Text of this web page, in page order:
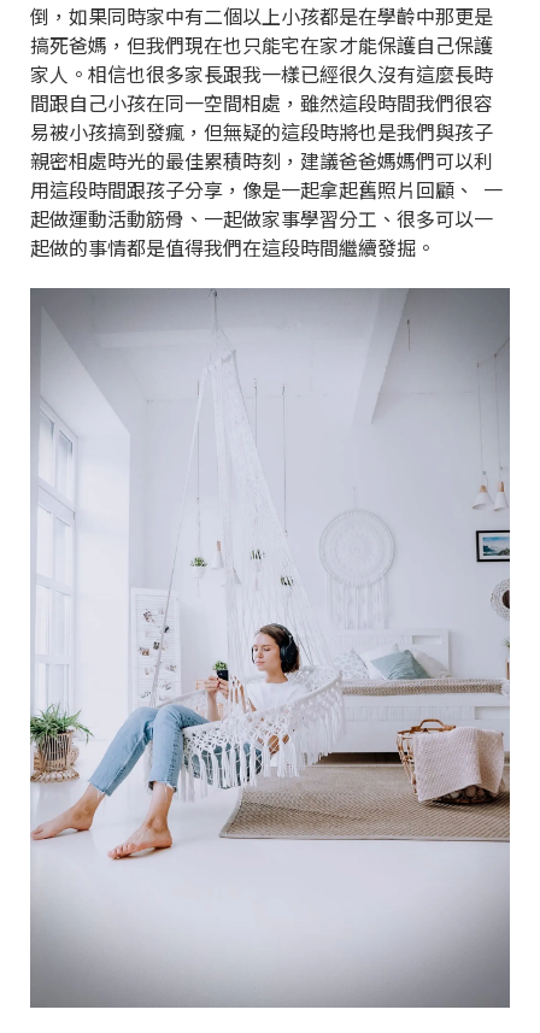
倒，如果同時家中有二個以上小孩都是在學齡中那更是
搞死爸媽，但我們現在也只能宅在家才能保護自己保護
家人。相信也很多家長跟我一樣已經很久沒有這麼長時
間跟自己小孩在同一空間相處，雖然這段時間我們很容
易被小孩搞到發瘋，但無疑的這段時將也是我們與孩子
親密相處時光的最佳累積時刻，建議爸爸媽媽們可以利
用這段時間跟孩子分享，像是一起拿起舊照片回顧、 一
起做運動活動筋骨、一起做家事學習分工、很多可以一
起做的事情都是值得我們在這段時間繼續發掘。